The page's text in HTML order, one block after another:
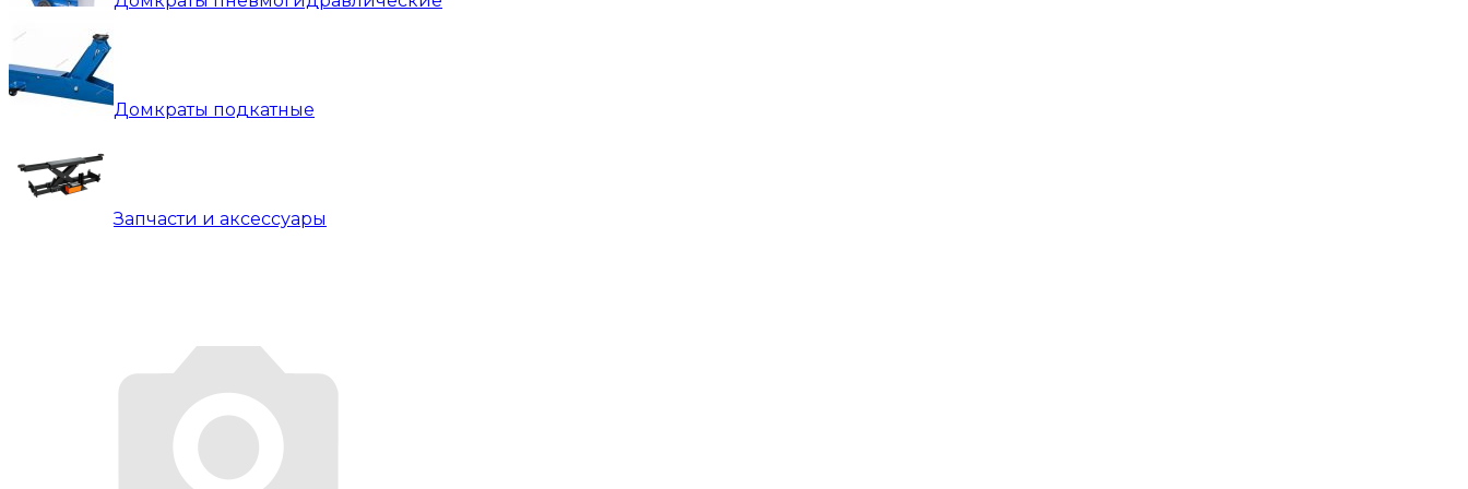
Домкраты подкатные
Запчасти и аксессуары